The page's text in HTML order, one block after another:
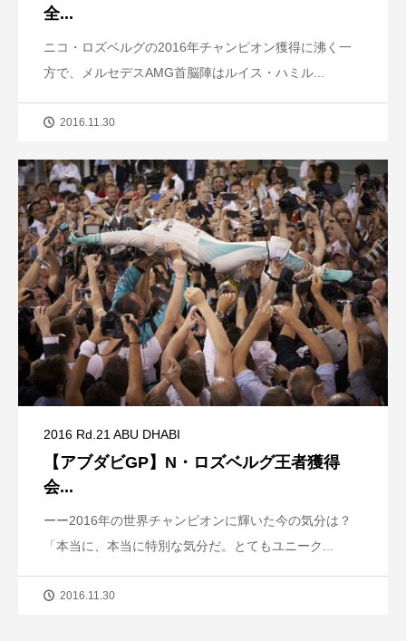
全...
ニコ・ロズベルグの2016年チャンピオン獲得に沸く一
方で、メルセデスAMG首脳陣はルイス・ハミル...
2016.11.30
2016 Rd.21 ABU DHABI
【アブダビGP】N・ロズベルグ王者獲得
会...
ーー2016年の世界チャンピオンに輝いた今の気分は？
「本当に、本当に特別な気分だ。とてもユニーク...
2016.11.30